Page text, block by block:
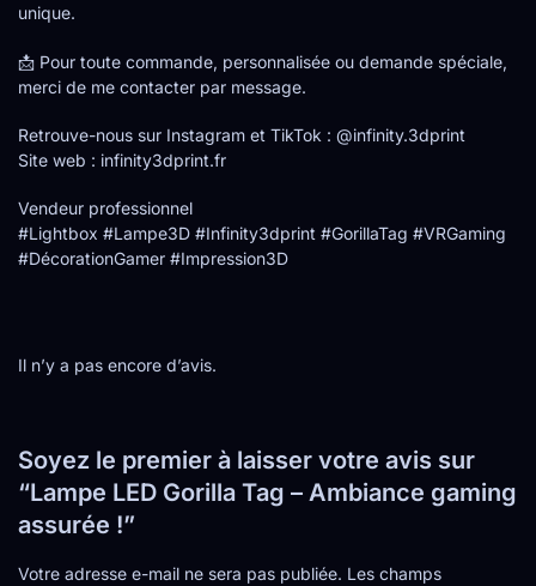
unique.
📩 Pour toute commande, personnalisée ou demande spéciale,
merci de me contacter par message.
Retrouve-nous sur Instagram et TikTok : @infinity.3dprint
Site web : infinity3dprint.fr
Vendeur professionnel
#Lightbox #Lampe3D #Infinity3dprint #GorillaTag #VRGaming
#DécorationGamer #Impression3D
Il n’y a pas encore d’avis.
Soyez le premier à laisser votre avis sur
“Lampe LED Gorilla Tag – Ambiance gaming
assurée !”
Votre adresse e-mail ne sera pas publiée. Les champs